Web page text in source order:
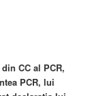
CC al PCR,
PCR, lui